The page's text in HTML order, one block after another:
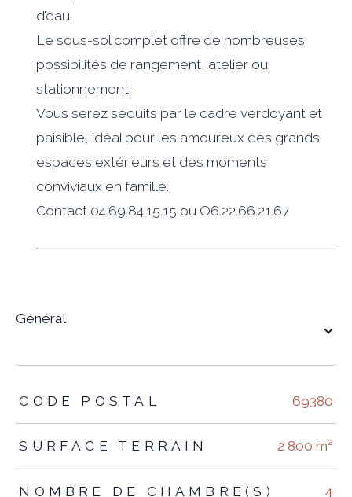
d’eau.
Le sous-sol complet offre de nombreuses
possibilités de rangement, atelier ou
stationnement.
Vous serez séduits par le cadre verdoyant et
paisible, idéal pour les amoureux des grands
espaces extérieurs et des moments
conviviaux en famille.
Contact 04.69.84.15.15 ou O6.22.66.21.67
général
TRAD_ZEPHYR_Caracteristique TRAD_ZEPHYR_Valeurs
CODE POSTAL 69380
SURFACE TERRAIN 2 800 m²
NOMBRE DE CHAMBRE(S) 4